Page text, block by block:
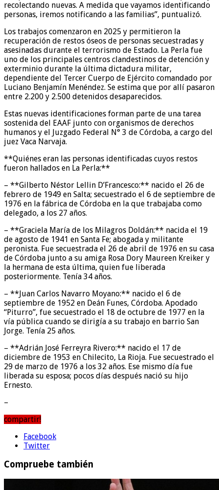
recolectando nuevas. A medida que vayamos identificando
personas, iremos notificando a las familias”, puntualizó.
Los trabajos comenzaron en 2025 y permitieron la
recuperación de restos óseos de personas secuestradas y
asesinadas durante el terrorismo de Estado. La Perla fue
uno de los principales centros clandestinos de detención y
exterminio durante la última dictadura militar,
dependiente del Tercer Cuerpo de Ejército comandado por
Luciano Benjamín Menéndez. Se estima que por allí pasaron
entre 2.200 y 2.500 detenidos desaparecidos.
Estas nuevas identificaciones forman parte de una tarea
sostenida del EAAF junto con organismos de derechos
humanos y el Juzgado Federal N° 3 de Córdoba, a cargo del
juez Vaca Narvaja.
**Quiénes eran las personas identificadas cuyos restos
fueron hallados en La Perla:**
– **Gilberto Néstor Lellin D’Francesco:** nacido el 26 de
febrero de 1949 en Salta; secuestrado el 6 de septiembre de
1976 en la fábrica de Córdoba en la que trabajaba como
delegado, a los 27 años.
– **Graciela María de los Milagros Doldán:** nacida el 19
de agosto de 1941 en Santa Fe; abogada y militante
peronista. Fue secuestrada el 26 de abril de 1976 en su casa
de Córdoba junto a su amiga Rosa Dory Maureen Kreiker y
la hermana de esta última, quien fue liberada
posteriormente. Tenía 34 años.
– **Juan Carlos Navarro Moyano:** nacido el 6 de
septiembre de 1952 en Deán Funes, Córdoba. Apodado
“Piturro”, fue secuestrado el 18 de octubre de 1977 en la
vía pública cuando se dirigía a su trabajo en barrio San
Jorge. Tenía 25 años.
– **Adrián José Ferreyra Rivero:** nacido el 17 de
diciembre de 1953 en Chilecito, La Rioja. Fue secuestrado el
29 de marzo de 1976 a los 32 años. Ese mismo día fue
liberada su esposa; pocos días después nació su hijo
Ernesto.
–
compartir!
Facebook
Twitter
Compruebe también